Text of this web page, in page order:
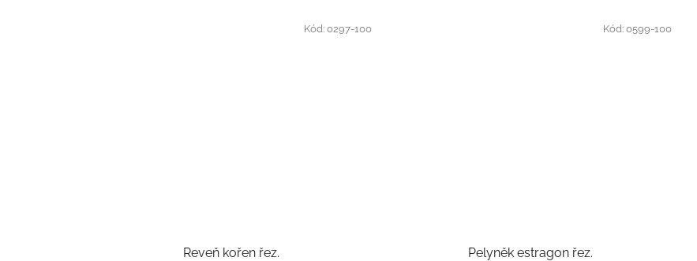
Reveň kořen řez.
Kód:0297-100
Pelyněk estragon řez.
Kód:0599-100